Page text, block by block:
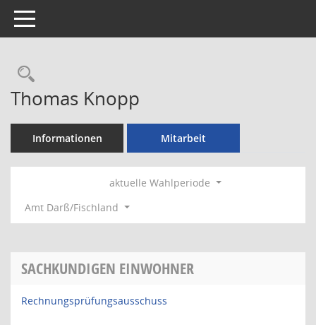
Toggle navigation
Rechercheauswahl
Thomas Knopp
Informationen Mitarbeit
aktuelle Wahlperiode
Amt Darß/Fischland
SACHKUNDIGEN EINWOHNER
Rechnungsprüfungsausschuss